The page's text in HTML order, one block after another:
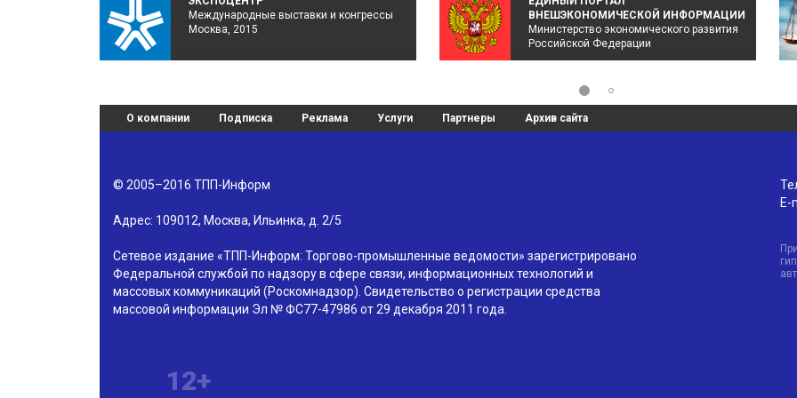
Международные выставки и конгрессы
Москва, 2015
ВНЕШЭКОНОМИЧЕСКОЙ ИНФОРМАЦИИ
Министерство экономического развития
Российской Федерации
О компании Подписка Реклама Услуги Партнеры Архив сайта
© 2005–2016 ТПП-Информ
Адрес: 109012, Москва, Ильинка, д. 2/5
Сетевое издание «ТПП-Информ: Торгово-промышленные ведомости» зарегистрировано
Федеральной службой по надзору в сфере связи, информационных технологий и
массовых коммуникаций (Роскомнадзор). Свидетельство о регистрации средства
массовой информации Эл № ФС77-47986 от 29 декабря 2011 года.
12+
E-